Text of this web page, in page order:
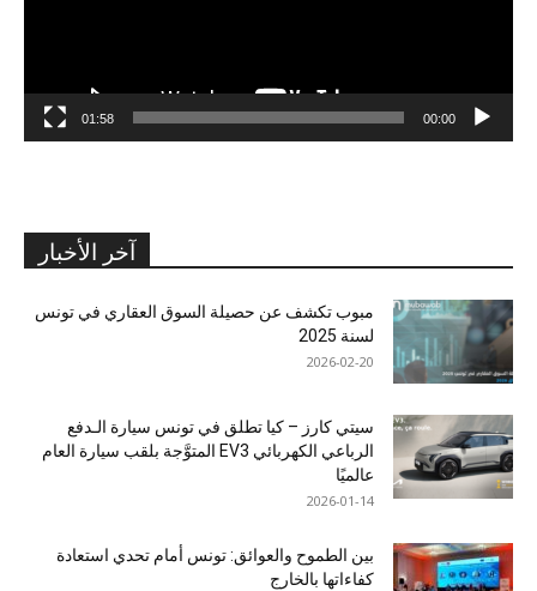
00:00
01:58
آخر الأخبار
مبوب تكشف عن حصيلة السوق العقاري في تونس
لسنة 2025
2026-02-20
سيتي كارز – كيا تطلق في تونس سيارة الـدفع
الرباعي الكهربائي EV3 المتوَّجة بلقب سيارة العام
عالميًا
2026-01-14
بين الطموح والعوائق: تونس أمام تحدي استعادة
كفاءاتها بالخارج